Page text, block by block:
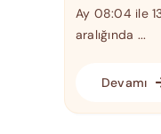
Ay 08:04 ile
aralığında ...
Devamı